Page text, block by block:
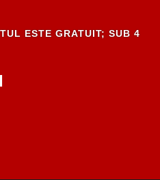
ESTE GRATUIT; SUB 4